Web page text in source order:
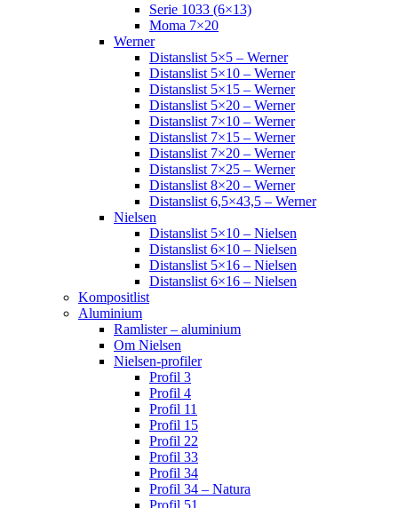
Serie 1033 (6×13)
Moma 7×20
Werner
Distanslist 5×5 – Werner
Distanslist 5×10 – Werner
Distanslist 5×15 – Werner
Distanslist 5×20 – Werner
Distanslist 7×10 – Werner
Distanslist 7×15 – Werner
Distanslist 7×20 – Werner
Distanslist 7×25 – Werner
Distanslist 8×20 – Werner
Distanslist 6,5×43,5 – Werner
Nielsen
Distanslist 5×10 – Nielsen
Distanslist 6×10 – Nielsen
Distanslist 5×16 – Nielsen
Distanslist 6×16 – Nielsen
Kompositlist
Aluminium
Ramlister – aluminium
Om Nielsen
Nielsen-profiler
Profil 3
Profil 4
Profil 11
Profil 15
Profil 22
Profil 33
Profil 34
Profil 34 – Natura
Profil 51